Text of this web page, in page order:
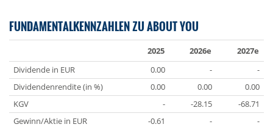
FUNDAMENTALKENNZAHLEN ZU ABOUT YOU
2025 2026e
2027e
Dividende in EUR
0.00 -
-
Dividendenrendite (in %)
0.00 0.00
0.00
KGV
- -28.15
-68.71
Gewinn/Aktie in EUR
-0.61 - -